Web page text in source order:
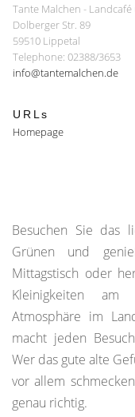
Tante Malchen -
Dolberger Str. 89
59510 Lippetal
Telephone: 02388/3653
info@tantemalchen.de
URLs
Homepage
Besuchen Sie das
Grünen und
Mittagstisch oder
Kleinigkeiten am
Atmosphäre im
macht jeden
Wer das gute alte
vor allem
genau richtig.